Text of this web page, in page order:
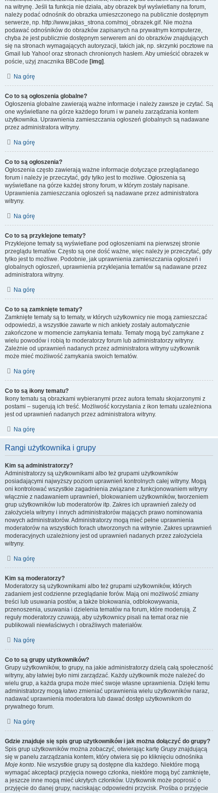
na witrynę. Jeśli ta funkcja nie działa, aby obrazek był wyświetlany na forum,
należy podać odnośnik do obrazka umieszczonego na publicznie dostępnym
serwerze, np. http://www.jakas_strona.com/moj_obrazek.gif. Nie można
podawać odnośników do obrazków zapisanych na prywatnym komputerze,
chyba że jest publicznie dostępnym serwerem ani do obrazków znajdujących
się na stronach wymagających autoryzacji, takich jak, np. skrzynki pocztowe na
Gmail lub Yahoo! oraz stronach chronionych hasłem. Aby umieścić obrazek w
poście, użyj znacznika BBCode [img] .
Na górę
Co to są ogłoszenia globalne?
Ogłoszenia globalne zawierają ważne informacje i należy zawsze je czytać. Są
one wyświetlane na górze każdego forum i w panelu zarządzania kontem
użytkownika. Uprawnienia zamieszczania ogłoszeń globalnych są nadawane
przez administratora witryny.
Na górę
Co to są ogłoszenia?
Ogłoszenia często zawierają ważne informacje dotyczące przeglądanego
forum i należy je przeczytać, gdy tylko jest to możliwe. Ogłoszenia są
wyświetlane na górze każdej strony forum, w którym zostały napisane.
Uprawnienia zamieszczania ogłoszeń są nadawane przez administratora
witryny.
Na górę
Co to są przyklejone tematy?
Przyklejone tematy są wyświetlane pod ogłoszeniami na pierwszej stronie
przeglądu tematów. Często są one dość ważne, więc należy je przeczytać, gdy
tylko jest to możliwe. Podobnie, jak uprawnienia zamieszczania ogłoszeń i
globalnych ogłoszeń, uprawnienia przyklejania tematów są nadawane przez
administratora witryny.
Na górę
Co to są zamknięte tematy?
Zamknięte tematy są to tematy, w których użytkownicy nie mogą zamieszczać
odpowiedzi, a wszystkie zawarte w nich ankiety zostały automatycznie
zakończone w momencie zamykania tematu. Tematy mogą być zamykane z
wielu powodów i robią to moderatorzy forum lub administratorzy witryny.
Zależnie od uprawnień nadanych przez administratora witryny użytkownik
może mieć możliwość zamykania swoich tematów.
Na górę
Co to są ikony tematu?
Ikony tematu są obrazkami wybieranymi przez autora tematu skojarzonymi z
postami – sugerują ich treść. Możliwość korzystania z ikon tematu uzależniona
jest od uprawnień nadanych przez administratora witryny.
Na górę
Rangi użytkownika i grupy
Kim są administratorzy?
Administratorzy są użytkownikami albo też grupami użytkowników
posiadającymi najwyższy poziom uprawnień kontrolnych całej witryny. Mogą
oni kontrolować wszystkie zagadnienia związane z funkcjonowaniem witryny
włącznie z nadawaniem uprawnień, blokowaniem użytkowników, tworzeniem
grup użytkowników lub moderatorów itp. Zakres ich uprawnień zależy od
założyciela witryny i innych administratorów mających prawo nominowania
nowych administratorów. Administratorzy mogą mieć pełne uprawnienia
moderatorów na wszystkich forach utworzonych na witrynie. Zakres uprawnień
moderacyjnych uzależniony jest od uprawnień nadanych przez założyciela
witryny.
Na górę
Kim są moderatorzy?
Moderatorzy są użytkownikami albo też grupami użytkowników, których
zadaniem jest codzienne przeglądanie forów. Mają oni możliwość zmiany
treści lub usuwania postów, a także blokowania, odblokowywania,
przenoszenia, usuwania i dzielenia tematów na forum, które moderują. Z
reguły moderatorzy czuwają, aby użytkownicy pisali na temat oraz nie
publikowali niewłaściwych i obraźliwych materiałów.
Na górę
Co to są grupy użytkowników?
Grupy użytkowników, to grupy, na jakie administratorzy dzielą całą społeczność
witryny, aby łatwiej było nimi zarządzać. Każdy użytkownik może należeć do
wielu grup, a każda grupa może mieć swoje własne uprawnienia. Dzięki temu
administratorzy mogą łatwo zmieniać uprawnienia wielu użytkowników naraz,
nadawać uprawnienia moderatora lub dawać dostęp użytkownikom do
prywatnego forum.
Na górę
Gdzie znajduje się spis grup użytkowników i jak można dołączyć do grupy?
Spis grup użytkowników można zobaczyć, otwierając kartę Grupyznajdującą
się w panelu zarządzania kontem, który otwiera się po kliknięciu odnośnika
Moje konto. Nie wszystkie grupy są dostępne dla każdego. Niektóre mogą
wymagać akceptacji przyjęcia nowego członka, niektóre mogą być zamknięte,
a jeszcze inne mogą mieć ukrytych członków. Użytkownik może poprosić o
przyjęcie do danej grupy, naciskając odpowiedni przycisk. Prośba o przyjęcie